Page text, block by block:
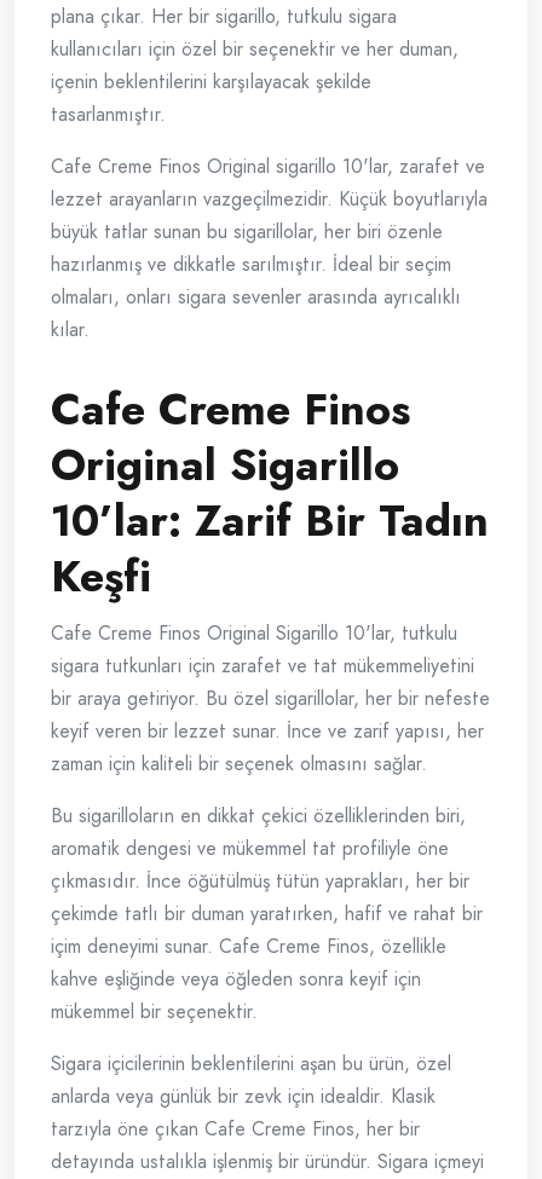
plana çıkar. Her bir sigarillo, tutkulu sigara
kullanıcıları için özel bir seçenektir ve her duman,
içenin beklentilerini karşılayacak şekilde
tasarlanmıştır.
Cafe Creme Finos Original sigarillo 10'lar, zarafet ve
lezzet arayanların vazgeçilmezidir. Küçük boyutlarıyla
büyük tatlar sunan bu sigarillolar, her biri özenle
hazırlanmış ve dikkatle sarılmıştır. İdeal bir seçim
olmaları, onları sigara sevenler arasında ayrıcalıklı
kılar.
Cafe Creme Finos
Original Sigarillo
10’lar: Zarif Bir Tadın
Keşfi
Cafe Creme Finos Original Sigarillo 10'lar, tutkulu
sigara tutkunları için zarafet ve tat mükemmeliyetini
bir araya getiriyor. Bu özel sigarillolar, her bir nefeste
keyif veren bir lezzet sunar. İnce ve zarif yapısı, her
zaman için kaliteli bir seçenek olmasını sağlar.
Bu sigarilloların en dikkat çekici özelliklerinden biri,
aromatik dengesi ve mükemmel tat profiliyle öne
çıkmasıdır. İnce öğütülmüş tütün yaprakları, her bir
çekimde tatlı bir duman yaratırken, hafif ve rahat bir
içim deneyimi sunar. Cafe Creme Finos, özellikle
kahve eşliğinde veya öğleden sonra keyif için
mükemmel bir seçenektir.
Sigara içicilerinin beklentilerini aşan bu ürün, özel
anlarda veya günlük bir zevk için idealdir. Klasik
tarzıyla öne çıkan Cafe Creme Finos, her bir
detayında ustalıkla işlenmiş bir üründür. Sigara içmeyi